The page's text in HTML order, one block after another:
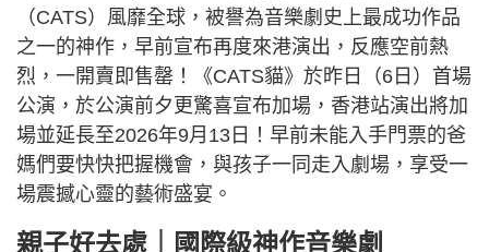
（CATS）風靡全球，被譽為音樂劇史上最成功作品
之一的神作，早前宣布再度來港演出，反應空前熱
烈，一開賣即售罄！《CATS貓》於昨日（6日）首場
公演，於公演前夕更驚喜宣布加場，香港站演出將加
場並延長至2026年9月13日！早前未能入手門票的爸
媽們要快快把握機會，與孩子一同走入劇場，享受一
場震撼心靈的藝術盛宴。
親子好去處｜國際級神作音樂劇